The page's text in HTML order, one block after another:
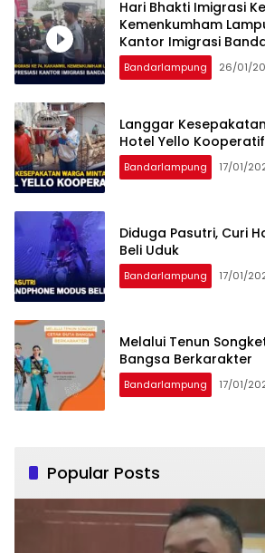
Hari Bhakti Imigrasi
Kemenkumham
Kantor Imigrasi
Bandarlampung 26/01/
Langgar
Hotel Yello Kooperatif
Bandarlampung 17/01/
Diduga Pasutri, Curi
Beli Uduk
Bandarlampung 17/01/
Melalui Tenun
Bangsa Berkarakter
Bandarlampung 17/01/
Popular Posts